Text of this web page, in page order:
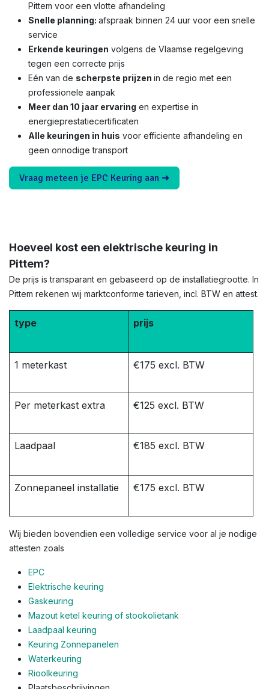
Pittem voor een vlotte afhandeling
Snelle planning: afspraak binnen 24 uur voor een snelle
service
Erkende keuringen volgens de Vlaamse regelgeving
tegen een correcte prijs
Eén van de scherpste prijzen in de regio met een
professionele aanpak
Meer dan 10 jaar ervaring en expertise in
energieprestatiecertificaten
Alle keuringen in huis voor efficiente afhandeling en
geen onnodige transport
Vraag meteen je EPC Keuring aan ➜
Hoeveel kost een elektrische keuring in
Pittem?
De prijs is transparant en gebaseerd op de installatiegrootte. In
Pittem rekenen wij marktconforme tarieven, incl. BTW en attest.
type prijs
1 meterkast €175 excl. BTW
Per meterkast extra €125 excl. BTW
Laadpaal €185 excl. BTW
Zonnepaneel installatie €175 excl. BTW
Wij bieden bovendien een volledige service voor al je nodige
attesten zoals
EPC
Elektrische keuring
Gaskeuring
Mazout ketel keuring of stookolietank
Laadpaal keuring
Keuring Zonnepanelen
Waterkeuring
Rioolkeuring